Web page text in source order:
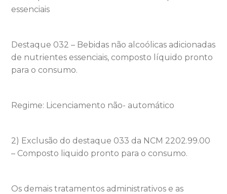
essenciais
Destaque 032 – Bebidas não alcoólicas adicionadas
de nutrientes essenciais, composto líquido pronto
para o consumo.
Regime: Licenciamento não- automático
2) Exclusão do destaque 033 da NCM 2202.99.00
– Composto liquido pronto para o consumo.
Os demais tratamentos administrativos e as